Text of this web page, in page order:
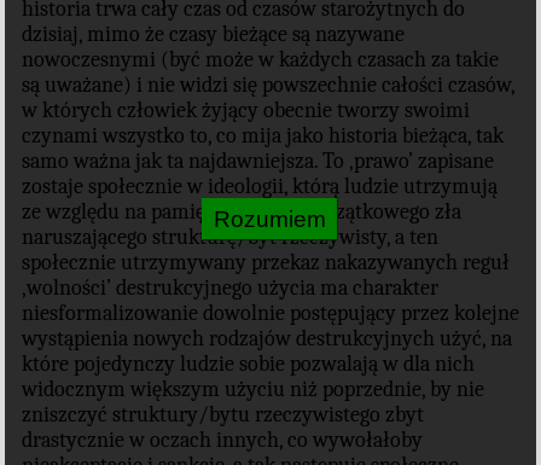
historia trwa cały czas od czasów starożytnych do
dzisiaj, mimo że czasy bieżące są nazywane
nowoczesnymi (być może w każdych czasach za takie
są uważane) i nie widzi się powszechnie całości czasów,
w których człowiek żyjący obecnie tworzy swoimi
czynami wszystko to, co mija jako historia bieżąca, tak
samo ważna jak ta najdawniejsza. To ‚prawo’ zapisane
zostaje społecznie w ideologii, którą ludzie utrzymują
ze względu na pamiętany obraz początkowego zła
naruszającego strukturę/byt rzeczywisty, a ten
społecznie utrzymywany przekaz nakazywanych reguł
‚wolności’ destrukcyjnego użycia ma charakter
niesformalizowanie dowolnie postępujący przez kolejne
wystąpienia nowych rodzajów destrukcyjnych użyć, na
które pojedynczy ludzie sobie pozwalają w dla nich
widocznym większym użyciu niż poprzednie, by nie
zniszczyć struktury/bytu rzeczywistego zbyt
drastycznie w oczach innych, co wywołałoby